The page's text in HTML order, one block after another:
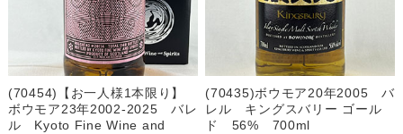
(70454)【お一人様1本限り】
ボウモア23年2002-2025 バレ
ル Kyoto Fine Wine and
(70435)ボウモア20年2005 バ
レル キングスバリー ゴール
ド 56% 700ml